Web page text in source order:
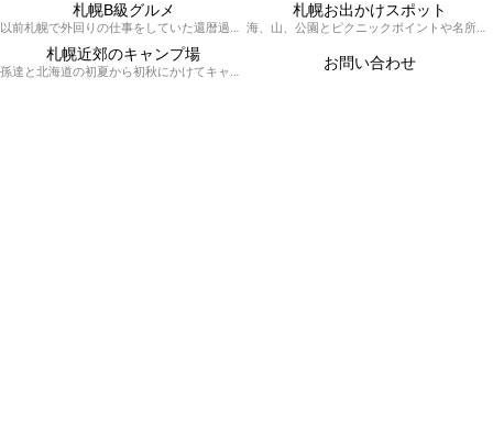
札幌B級グルメ
以前札幌で外回りの仕事をしていた還暦過ぎブロガー「えびG」がランチ（サラリーマンランチ、サラメシ）を中心に、おそば、ラーメン、中華、日替わりランチを「札幌Bグルメ」と題してレポートしているブログカテゴリーのページです。現在は定年後の再雇用で札幌中とはいかなまでも会社の近くのすすきの界隈や家のある札幌市南区を中心に徘徊しております。
札幌お出かけスポット
海、山、公園とピクニックポイントや名所、旧跡などなど、、、、、札幌はもとより郊外の無理なく日帰りでいって帰ってこれるお出かけスポットを孫っち達（小学５、３年生、幼稚園年長さんの３人）とえびGがお出かけをして紹介しているページです。
札幌近郊のキャンプ場
孫達と北海道の初夏から初秋にかけてキャンプに出かけます。キャンプ場情報だったり料理だったり花火や遊びに虫取りとまさに「やっちゃえ！えびG」やりたい放題のブログです。 お問い合わせ